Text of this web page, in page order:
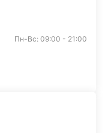
Пн-Вс: 09:00 - 21:00